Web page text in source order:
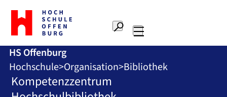
Zur
Startseite
Hochschule
Offenburg
Suche
Hauptnavigation
HS Offenburg
Hochschule Organisation Bibliothek
Kompetenzzentrum